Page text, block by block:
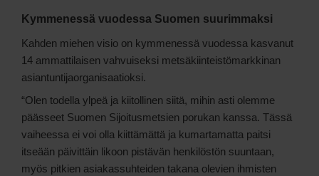
Kymmenessä vuodessa Suomen suurimmaksi
Kahden miehen visio on kymmenessä vuodessa kasvanut
14 ammattilaisen vahvuiseksi metsäkiinteistömarkkinan
asiantuntijaorganisaatioksi.
“Olen todella ylpeä ja kiitollinen siitä, mihin asti olemme
päässeet Suomen Sijoitusmetsien porukan kanssa. Tässä
vaiheessa ei voi olla kiittämättä ja kumartamatta paitsi
itseään päivittäin likoon pistävän henkilöstön suuntaan,
myös pitkien asiakassuhteiden takana olevien ihmisten